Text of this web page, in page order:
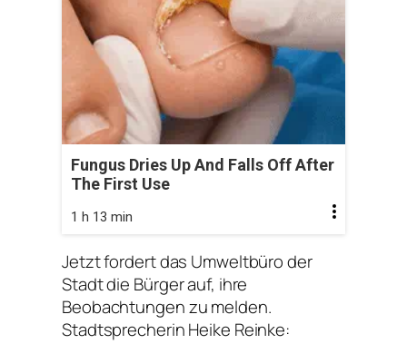
Fungus Dries Up And Falls Off After
The First Use
1 h 13 min
Jetzt fordert das Umweltbüro der
Stadt die Bürger auf, ihre
Beobachtungen zu melden.
Stadtsprecherin Heike Reinke: